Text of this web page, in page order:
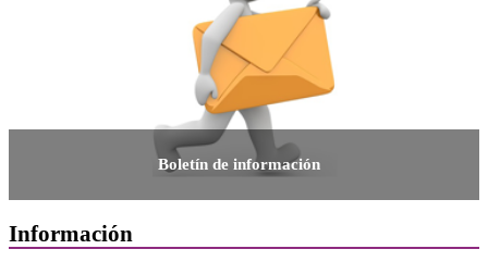
Boletín de información
Información